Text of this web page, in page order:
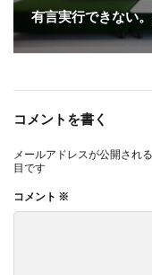
有言実行できない
コメントを書く
メールアドレスが公開され
目です
コメント ※